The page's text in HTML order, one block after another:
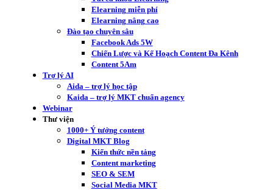
Elearning miễn phí
Elearning nâng cao
Đào tạo chuyên sâu
Facebook Ads 5W
Chiến Lược và Kế Hoạch Content Đa Kênh
Content 5Am
Trợ lý AI
Aida – trợ lý học tập
Kaida – trợ lý MKT chuẩn agency
Webinar
Thư viện
1000+ Ý tưởng content
Digital MKT Blog
Kiến thức nền tảng
Content marketing
SEO & SEM
Social Media MKT